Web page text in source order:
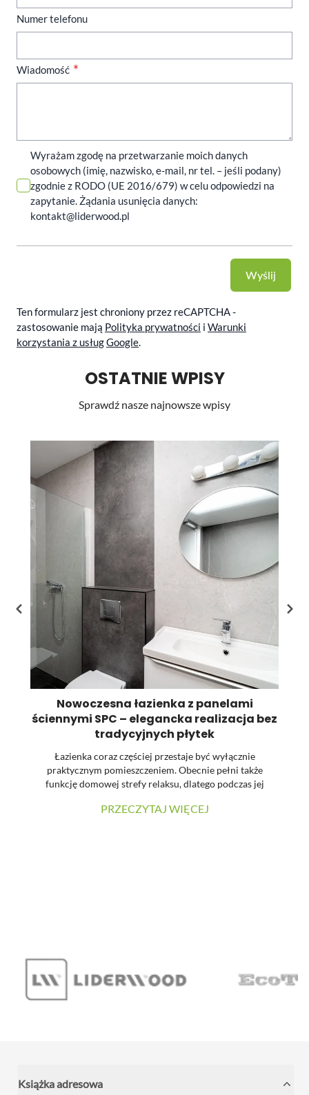
Numer telefonu
Wiadomość
Wyrażam zgodę na przetwarzanie moich danych
osobowych (imię, nazwisko, e-mail, nr tel. – jeśli podany)
zgodnie z RODO (UE 2016/679) w celu odpowiedzi na
zapytanie. Żądania usunięcia danych:
kontakt@liderwood.pl
Wyślij
Ten formularz jest chroniony przez reCAPTCHA -
zastosowanie mają Polityka prywatności i Warunki
korzystania z usługGoogle.
OSTATNIE WPISY
Sprawdź nasze najnowsze wpisy
Nowoczesna łazienka z panelami
ściennymi SPC – elegancka realizacja bez
tradycyjnych płytek
Łazienka coraz częściej przestaje być wyłącznie
praktycznym pomieszczeniem. Obecnie pełni także
funkcję domowej strefy relaksu, dlatego podczas jej
materiałów oraz łatwość utrzymania powierzchni w
PRZECZYTAJ WIĘCEJ
Książka adresowa